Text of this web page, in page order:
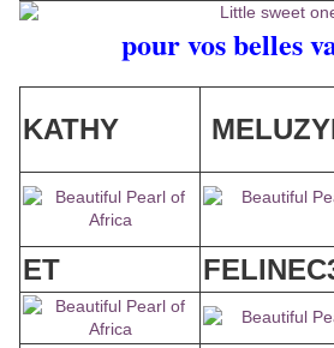
pour vos belles
KATHY
ET